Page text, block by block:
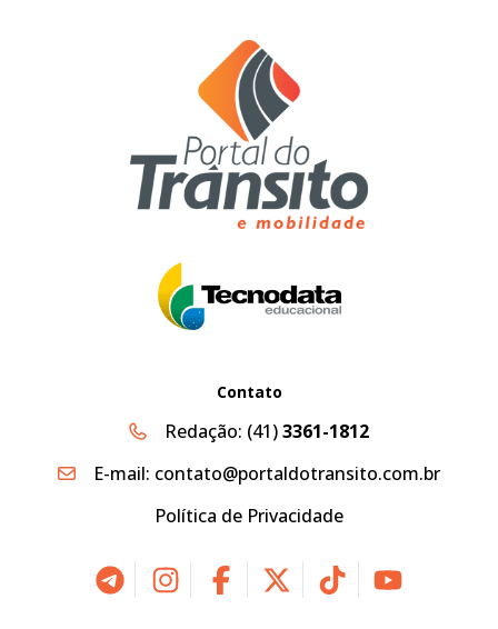
Contato
Redação: (41)3361-1812
E-mail: contato@portaldotransito.com.br
Política de Privacidade